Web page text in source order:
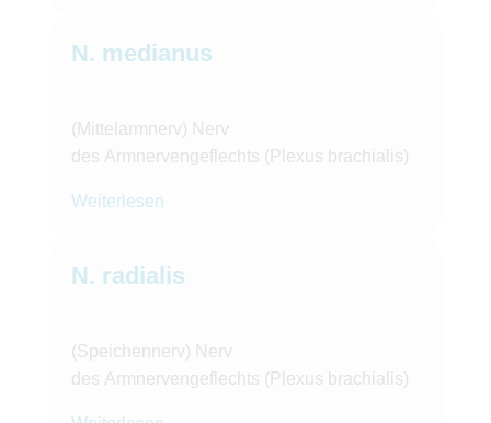
N. medianus
(Mittelarmnerv) Nerv
des Armnervengeflechts (Plexus brachialis)
Weiterlesen
N. radialis
(Speichennerv) Nerv
des Armnervengeflechts (Plexus brachialis)